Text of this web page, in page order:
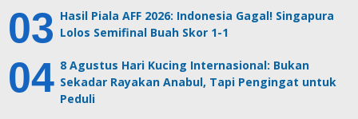
Hasil Piala AFF 2026: Indonesia Gagal! Singapura
Lolos Semifinal Buah Skor 1-1
8 Agustus Hari Kucing Internasional: Bukan
Sekadar Rayakan Anabul, Tapi Pengingat untuk
Peduli